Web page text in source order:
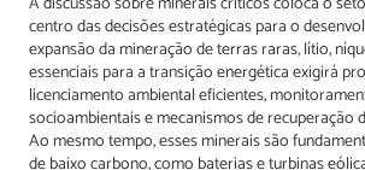
centro das decisões estratégicas para o
expansão da mineração de terras raras, lítio,
essenciais para a transição energética exigirá
licenciamento ambiental eficientes,
socioambientais e mecanismos de recuperação
Ao mesmo tempo, esses minerais são